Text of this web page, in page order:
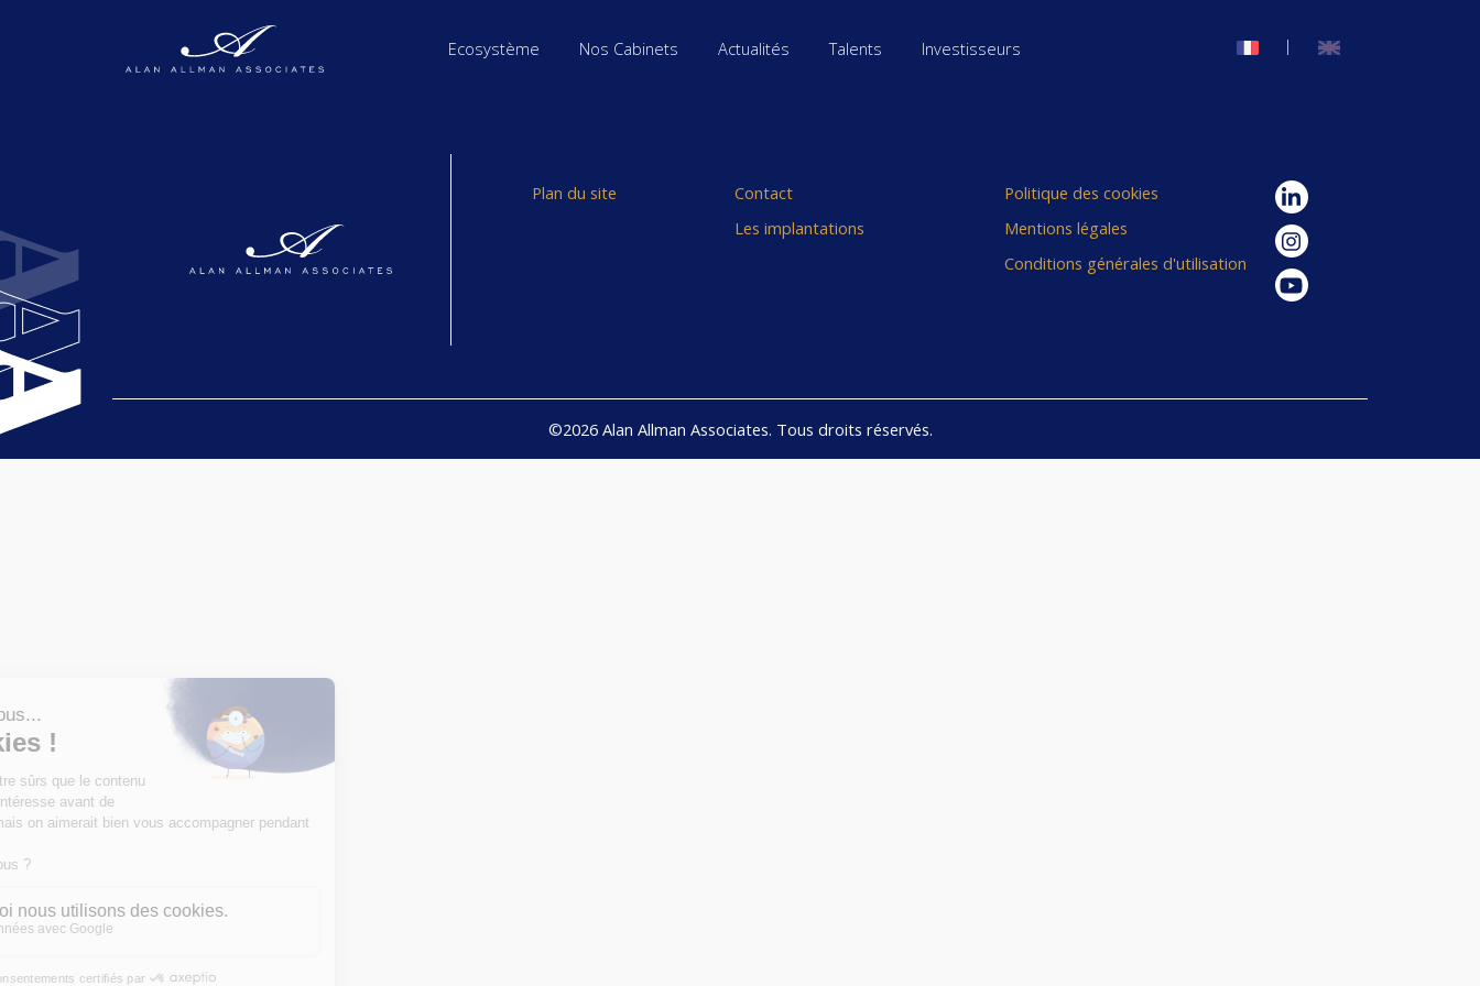
Ecosystème Nos Cabinets Actualités Talents Investisseurs |
Plan du site
Contact
Les implantations
Politique des cookies
Mentions légales
Conditions générales d'utilisation
©2026 Alan Allman Associates. Tous droits réservés.